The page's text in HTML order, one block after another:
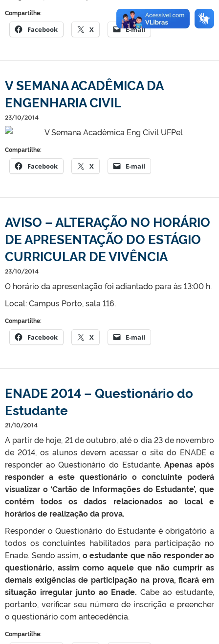
Compartilhe:
Facebook X E-mail
V SEMANA ACADÊMICA DA
ENGENHARIA CIVIL
23/10/2014
Compartilhe:
Facebook X E-mail
AVISO – ALTERAÇÃO NO HORÁRIO
DE APRESENTAÇÃO DO ESTÁGIO
CURRICULAR DE VIVÊNCIA
23/10/2014
O horário da apresentação foi adiantado para às 13:00 h.
Local: Campus Porto, sala 116.
Compartilhe:
Facebook X E-mail
ENADE 2014 – Questionário do
Estudante
21/10/2014
A partir de hoje, 21 de outubro, até o dia 23 de novembro
de 2014, os alunos devem acessar o site do ENADE e
responder ao Questionário do Estudante.Apenas após
responder a este questionário o concluinte poderá
visualizar o ‘Cartão de Informações do Estudante’, que
contém todos os dados relacionados ao local e
horários de realização da prova.
Responder o Questionário do Estudante é obrigatório a
todos os concluintes habilitados para participação no
Enade. Sendo assim, o estudante que não responder ao
questionário, assim como aquele que não cumprir as
demais exigências de participação na prova, ficará em
situação irregular junto ao Enade. Cabe ao estudante,
portanto, verificar seu número de inscrição e preencher
o questionário com antecedência.
Compartilhe: